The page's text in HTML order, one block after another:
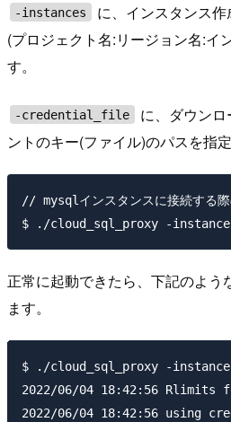
-instances
に、インスタンス
(プロジェクト名:リージョン名:イ
す。
-credential_file
に、ダウン
ントのキー(ファイル)のパスを指定
// mysqlインスタンスに接続する
正常に起動できたら、下記のよう
ます。
$ ./cloud_sql_proxy -
2022/06/04 18:42:56 Rlimits
2022/06/04 18:42:56 using